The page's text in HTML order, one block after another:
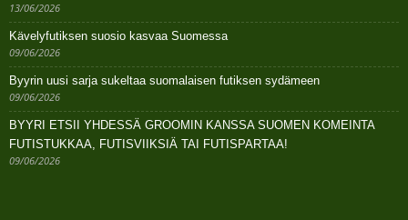
13/06/2026
Kävelyfutiksen suosio kasvaa Suomessa
09/06/2026
Byyrin uusi sarja sukeltaa suomalaisen futiksen sydämeen
09/06/2026
BYYRI ETSII YHDESSÄ GROOMIN KANSSA SUOMEN KOMEINTA
FUTISTUKKAA, FUTISVIIKSIÄ TAI FUTISPARTAA!
09/06/2026